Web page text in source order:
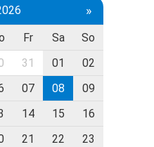
»
Fr Sa
So
31 01
02
07 08
09
14 15
16
21 22
23